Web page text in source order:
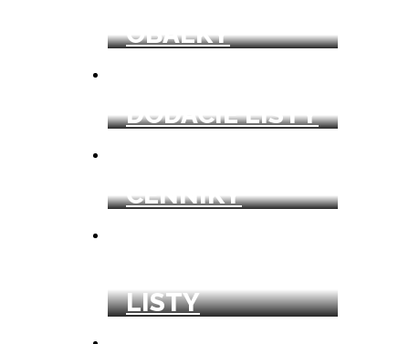
OBÁLKY
DODACIE LISTY
CENNÍKY
LISTY